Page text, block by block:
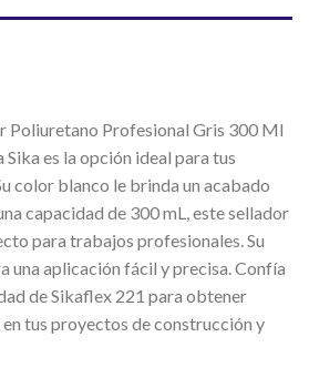
Poliuretano Profesional Gris 300 Ml
es la opción ideal para tus
color blanco le brinda un acabado
capacidad de 300 mL, este sellador
para trabajos profesionales. Su
una aplicación fácil y precisa. Confía
de Sikaflex 221 para obtener
tus proyectos de construcción y